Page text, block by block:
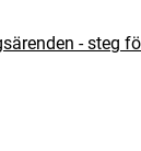
- steg